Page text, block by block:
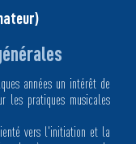
années un intérêt de
les pratiques musicales
vers l'initiation et la